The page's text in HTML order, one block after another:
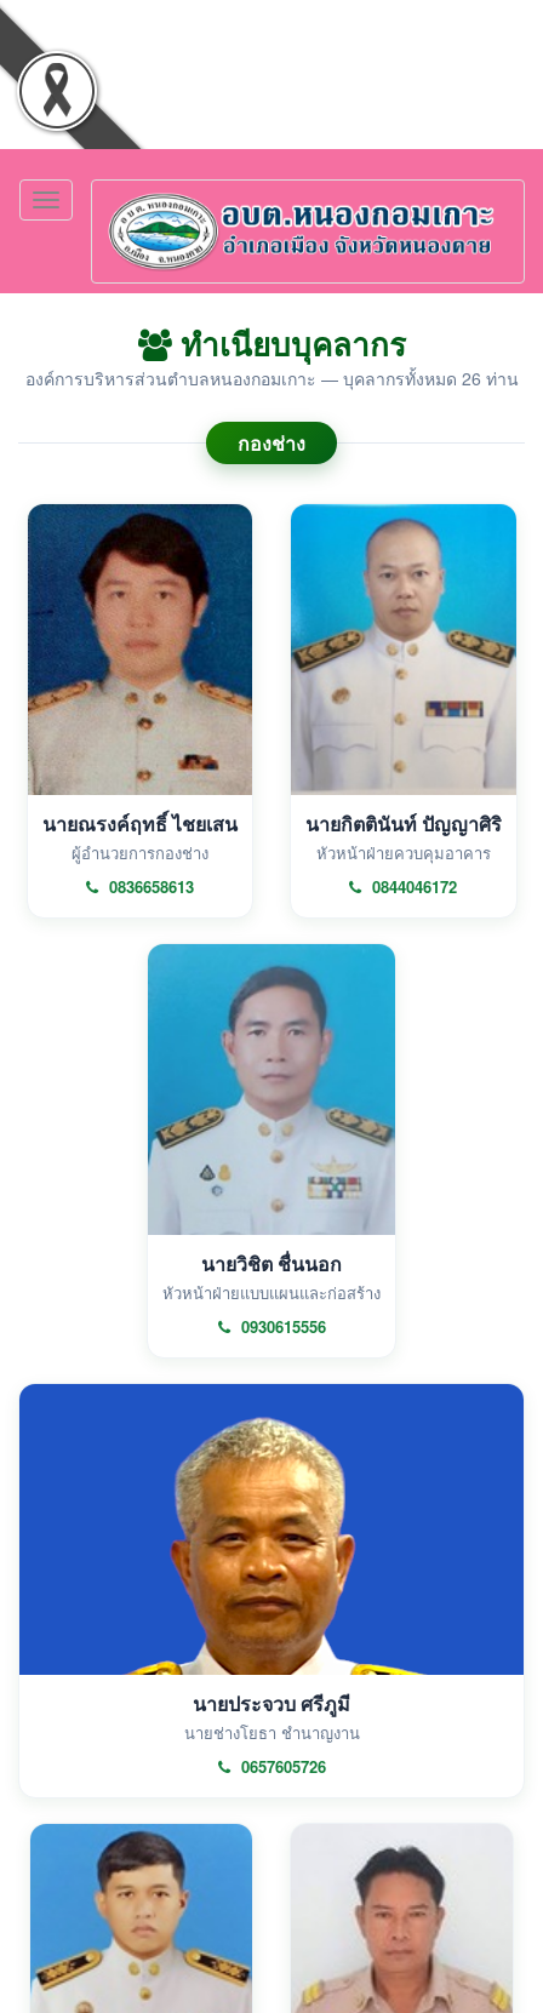
Toggle
navigation
ทำเนียบบุคลากร
องค์การบริหารส่วนตำบลหนองกอมเกาะ — บุคลากรทั้งหมด 26 ท่าน
กองช่าง
นายณรงค์ฤทธิ์ ไชยเสน
ผู้อำนวยการกองช่าง
0836658613
นายกิตตินันท์ ปัญญาศิริ
หัวหน้าฝ่ายควบคุมอาคาร
0844046172
นายวิชิต ชื่นนอก
หัวหน้าฝ่ายแบบแผนและก่อสร้าง
0930615556
นายประจวบ ศรีภูมี
นายช่างโยธา ชำนาญงาน
0657605726